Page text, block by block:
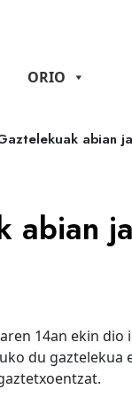
ORIO
abian
abian
14an ekin
du gaztelekua